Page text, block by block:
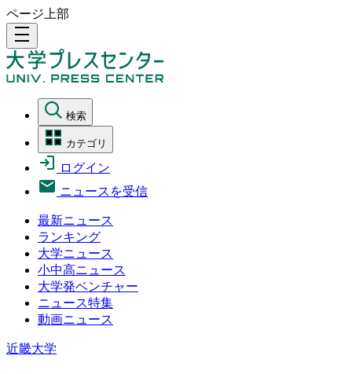
ページ上部
density_medium
検索
カテゴリ
ログイン
ニュースを受信
最新ニュース
ランキング
大学ニュース
小中高ニュース
大学発ベンチャー
ニュース特集
動画ニュース
近畿大学